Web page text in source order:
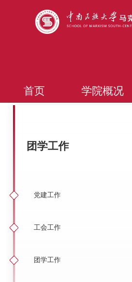
首页 学院概况
团学工作
党建工作
工会工作
团学工作